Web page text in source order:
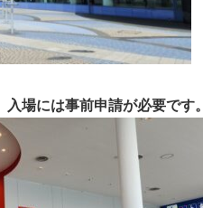
場には事前申請が必要です。